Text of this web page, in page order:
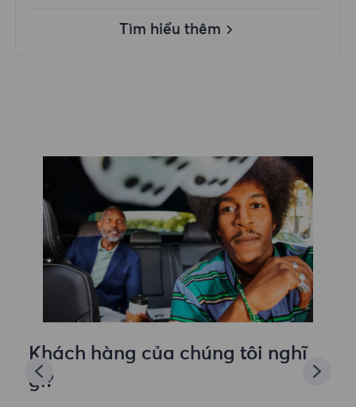
Tìm hiểu thêm
Khách hàng của chúng tôi nghĩ
gì?